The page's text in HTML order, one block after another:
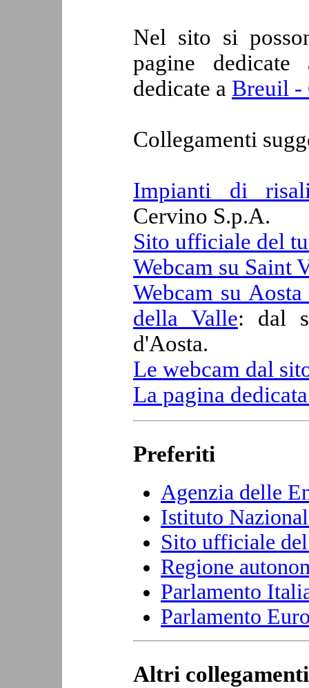
Nel sito si
pagine
dedicate a Breuil -
Collegamenti
Impianti di
Cervino S.p.A.
Sito ufficiale del
Webcam su Saint
Webcam su
della Valle: dal
d'Aosta.
Le webcam dal
La pagina
Preferiti
Agenzia delle
Istituto
Sito ufficiale
Regione
Parlamento
Parlamento
Altri collegamenti